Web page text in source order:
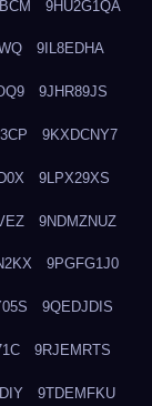
9HU2G1QA
9IL8EDHA
9JHR89JS
9KXDCNY7
9LPX29XS
9NDMZNUZ
9PGFG1J0
9QEDJDIS
9RJEMRTS
9TDEMFKU